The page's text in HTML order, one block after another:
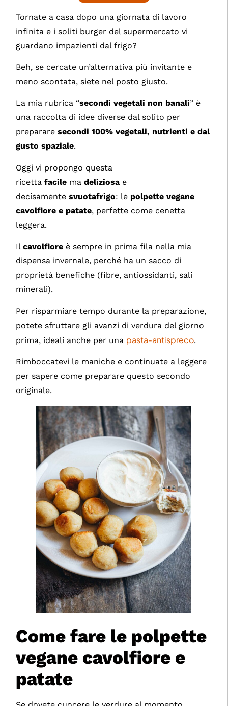
Tornate a casa dopo una giornata di lavoro
infinita e i soliti burger del supermercato vi
guardano impazienti dal frigo?
Beh, se cercate un’alternativa più invitante e
meno scontata, siete nel posto giusto.
La mia rubrica “secondi vegetali non banali” è
una raccolta di idee diverse dal solito per
prepararesecondi 100% vegetali, nutrienti e dal
gusto spaziale.
Oggi vi propongo questa
ricettafacile madeliziosa e
decisamentesvuotafrigo: le polpette vegane
cavolfiore e patate, perfette come cenetta
leggera.
Ilcavolfiore è sempre in prima fila nella mia
dispensa invernale, perché ha un sacco di
proprietà benefiche (fibre, antiossidanti, sali
minerali).
Per risparmiare tempo durante la preparazione,
potete sfruttare gli avanzi di verdura del giorno
prima, ideali anche per una pasta-antispreco.
Rimboccatevi le maniche e continuate a leggere
per sapere come preparare questo secondo
originale.
Come fare le polpette
vegane cavolfiore e
patate